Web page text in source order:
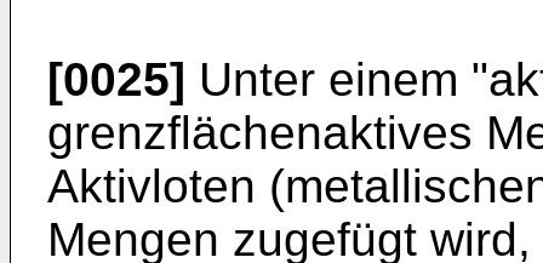
[0025] Unter einem
grenzflächenaktives
Aktivloten
Mengen zugefügt